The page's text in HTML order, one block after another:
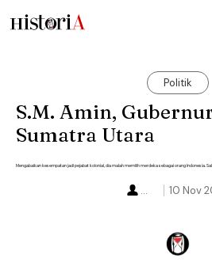
Politik
S.M. Amin,
Sumatra Utara
Mengabaikan kesempatan jadi pejabat kolonial, dia malah memilih merdeka sebagai orang Indonesia.
10 Nov
...